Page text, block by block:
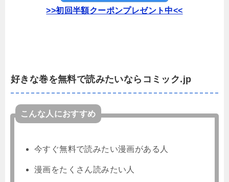
>>初回半額クーポンプレゼント中<<
好きな巻を無料で読みたいならコミック.jp
こんな人におすすめ
今すぐ無料で読みたい漫画がある人
漫画をたくさん読みたい人